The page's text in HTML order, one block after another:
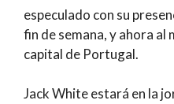
especulado con su
fin de semana, y ahora al
capital de Portugal.
Jack White estará en la